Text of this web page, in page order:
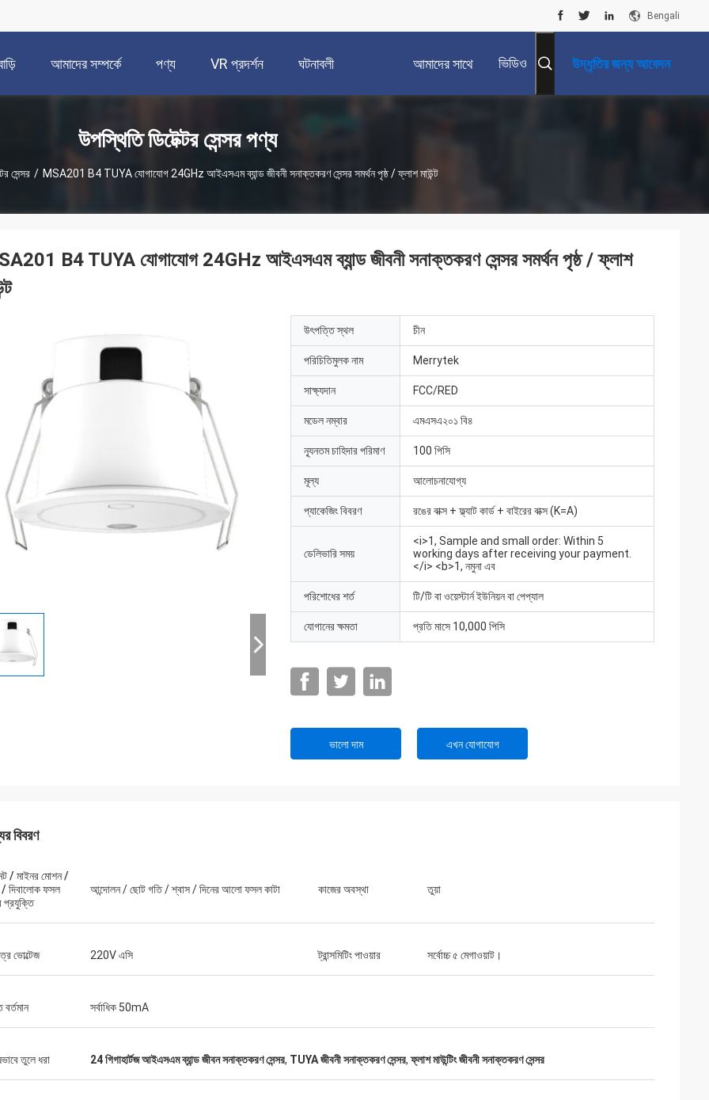
Bengali
আমাদের সম্পর্কে পণ্য VR প্রদর্শন ঘটনাবলী আমাদের সাথে ভিডিও উদ্ধৃতির জন্য আবেদন
উপস্থিতি ডিটেক্টর সেন্সর পণ্য
সেন্সর / MSA201 B4 TUYA যোগাযোগ 24GHz আইএসএম ব্যান্ড জীবনী সনাক্তকরণ সেন্সর সমর্থন পৃষ্ঠ / ফ্লাশ মাউন্ট
B4 TUYA যোগাযোগ 24GHz আইএসএম ব্যান্ড জীবনী সনাক্তকরণ সেন্সর সমর্থন পৃষ্ঠ / ফ্লাশ
উৎপত্তি স্থল চীন
পরিচিতিমুলক নাম Merrytek
সাক্ষ্যদান FCC/RED
মডেল নম্বার এমএসএ২০১ বি৪
ন্যূনতম চাহিদার পরিমাণ 100 পিসি
মূল্য আলোচনাযোগ্য
প্যাকেজিং বিবরণ রঙের বাক্স + ফ্ল্যাট কার্ড + বাইরের বাক্স (K=A)
ডেলিভারি সময়
<i>1, Sample and small order: Within 5
working days after receiving your payment.
</i> <b>1, নমুনা এব
পরিশোধের শর্ত টি/টি বা ওয়েস্টার্ন ইউনিয়ন বা পেপ্যাল
যোগানের ক্ষমতা প্রতি মাসে 10,000 পিসি
ভালো দাম এখন যোগাযোগ
বিবরণ
/ মাইনর মোশন /
/ দিবালোক ফসল
প্রযুক্তি
আন্দোলন / ছোট গতি / শ্বাস / দিনের আলো ফসল কাটা কাজের অবস্থা তুয়া
ভোল্টেজ 220V এসি ট্রান্সমিটিং পাওয়ার সর্বোচ্চ ৫ মেগাওয়াট।
বর্তমান সর্বাধিক 50mA
তুলে ধরা 24 গিগাহার্টজ আইএসএম ব্যান্ড জীবন সনাক্তকরণ সেন্সর, TUYA জীবনী সনাক্তকরণ সেন্সর,ফ্লাশ মাউন্টিং জীবনী সনাক্তকরণ সেন্সর